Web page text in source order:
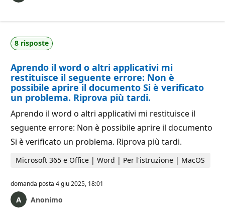
8 risposte
Aprendo il word o altri applicativi mi
restituisce il seguente errore: Non è
possibile aprire il documento Si è verificato
un problema. Riprova più tardi.
Aprendo il word o altri applicativi mi restituisce il
seguente errore: Non è possibile aprire il documento
Si è verificato un problema. Riprova più tardi.
Microsoft 365 e Office | Word | Per l'istruzione | MacOS
domanda posta 4 giu 2025, 18:01
Anonimo